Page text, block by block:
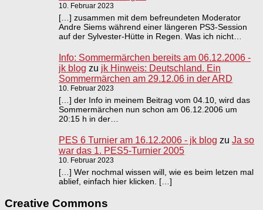
10. Februar 2023
[…] zusammen mit dem befreundeten Moderator
Andre Siems während einer längeren PS3-Session
auf der Sylvester-Hütte in Regen. Was ich nicht…
Info: Sommermärchen bereits am 06.12.2006 -
jk blog zu jk Hinweis: Deutschland. Ein
Sommermärchen am 29.12.06 in der ARD
10. Februar 2023
[…] der Info in meinem Beitrag vom 04.10, wird das
Sommermärchen nun schon am 06.12.2006 um
20:15 h in der…
PES 6 Turnier am 16.12.2006 - jk blog zu Ja so
war das 1. PES5-Turnier 2005
10. Februar 2023
[…] Wer nochmal wissen will, wie es beim letzen mal
ablief, einfach hier klicken. […]
Creative Commons